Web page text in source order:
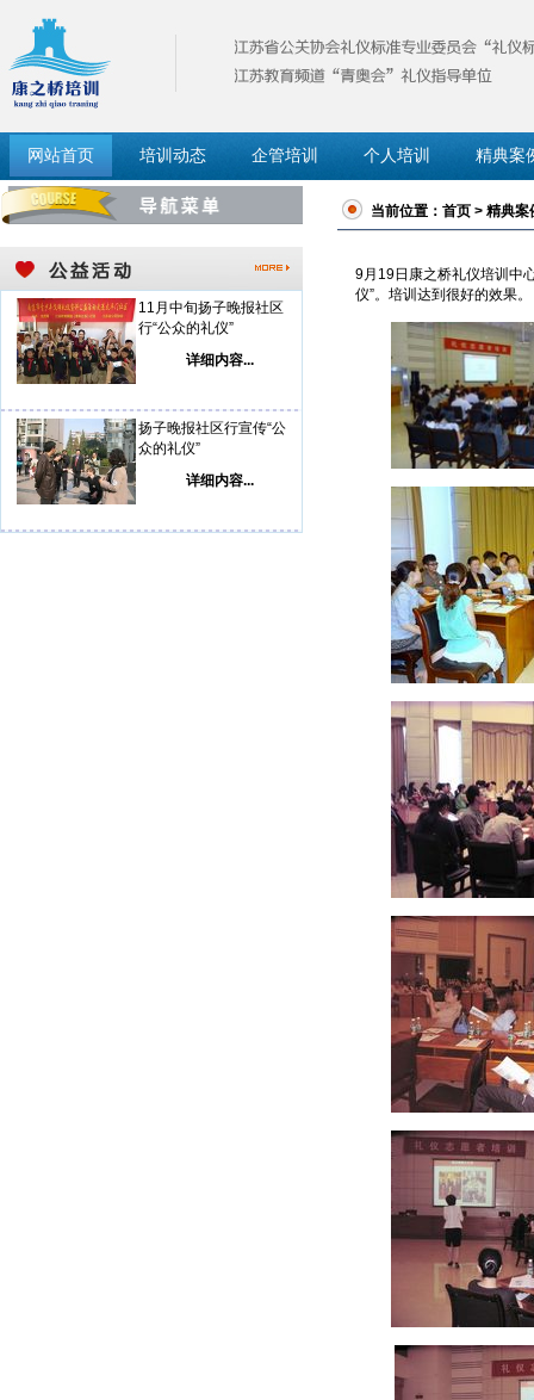
网站首页 培训动态 企管培训 个人培训 精典案
11月中旬扬子晚报社区
行“公众的礼仪”
详细内容...
扬子晚报社区行宣传“公
众的礼仪”
详细内容...
当前位置： 首页 > 精典案
9月19日康之桥礼仪培训中
仪”。培训达到很好的效果。